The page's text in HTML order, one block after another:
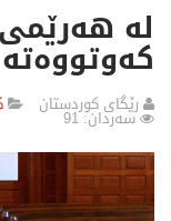
لە
رێگای كوردستان
سەردان: 91